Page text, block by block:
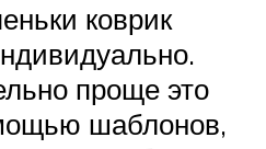
коврик
проще это
шаблонов,